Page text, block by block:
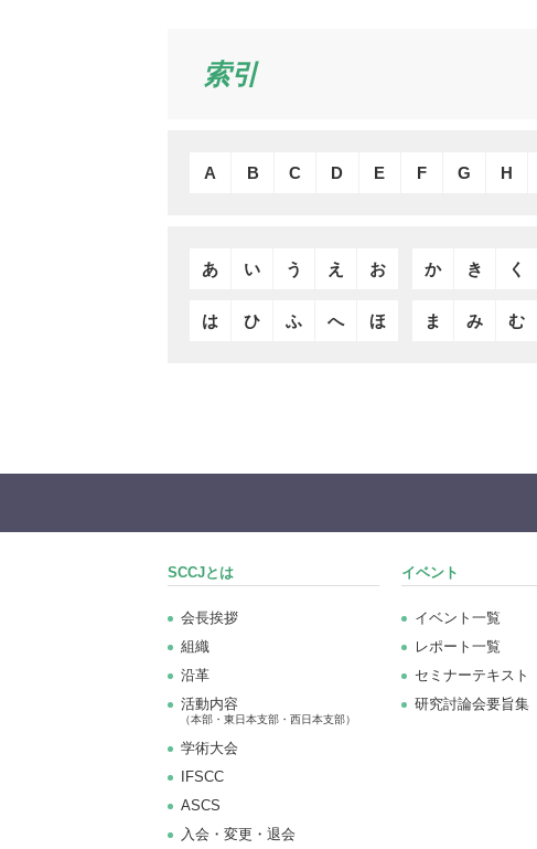
索引
A B C D E F G H
あ い う え お か き く
は ひ ふ へ ほ ま み む
SCCJとは
会長挨拶
組織
沿革
活動内容
（本部・東日本支部・西日本支部）
学術大会
IFSCC
ASCS
⼊会・変更・退会
イベント
イベント一覧
レポート一覧
セミナーテキスト
研究討論会要旨集